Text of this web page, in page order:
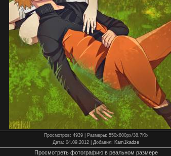
Просмотров: 4939 | Размеры: 550x800px/38.7Kb
Дата: 04.09.2012 | Добавил: Kam1kadze
Просмотреть фотографию в реальном размере